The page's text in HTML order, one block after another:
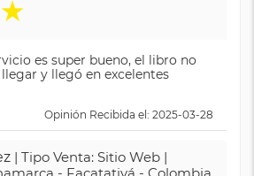
★
es super bueno, el libro no
y llegó en excelentes
Opinión Recibida el: 2025-03-28
| Tipo Venta: Sitio Web |
- Facatativá - Colombia